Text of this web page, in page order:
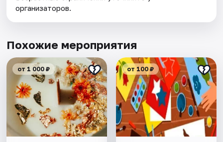
организаторов.
Похожие мероприятия
от 1 000 ₽ от 100 ₽